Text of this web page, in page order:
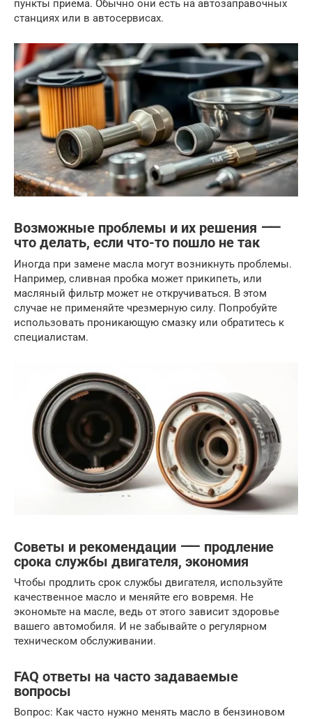
пункты приема. Обычно они есть на автозаправочных
станциях или в автосервисах.
Возможные проблемы и их решения ⸺
что делать, если что-то пошло не так
Иногда при замене масла могут возникнуть проблемы.
Например, сливная пробка может прикипеть, или
масляный фильтр может не откручиваться. В этом
случае не применяйте чрезмерную силу. Попробуйте
использовать проникающую смазку или обратитесь к
специалистам.
Советы и рекомендации ⸺ продление
срока службы двигателя, экономия
Чтобы продлить срок службы двигателя, используйте
качественное масло и меняйте его вовремя. Не
экономьте на масле, ведь от этого зависит здоровье
вашего автомобиля. И не забывайте о регулярном
техническом обслуживании.
FAQ ответы на часто задаваемые
вопросы
Вопрос: Как часто нужно менять масло в бензиновом